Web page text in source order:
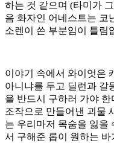
하는 것 같으며 (타미가
음 화자인 어네스트는 코
소렌이 쓴 부분임이 틀림
이야기 속에서 와이엇은
아니냐를 두고 딜런과 갈
을 반드시 구하러 가야
조작으로 만들어낸 괴물
는 우리마저 목숨을 잃을
서 구해준 롭이 원하는